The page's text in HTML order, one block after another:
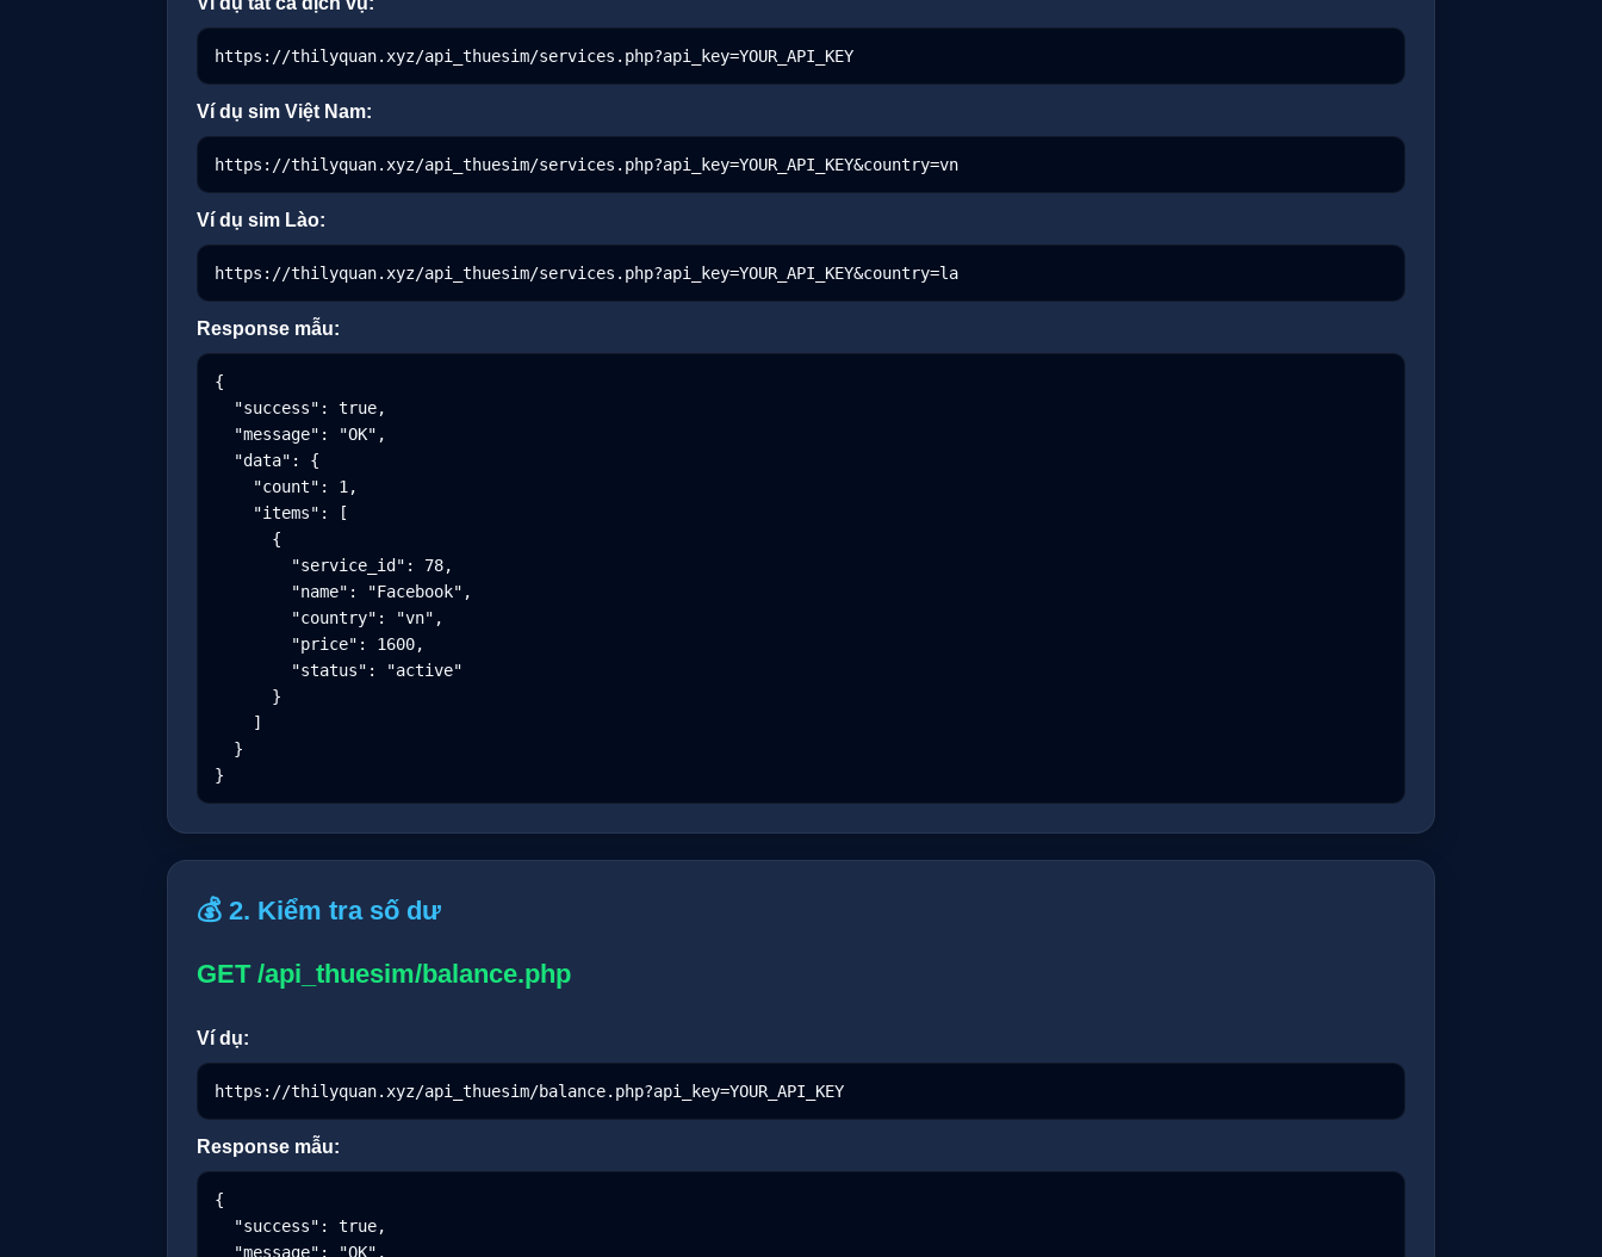
https://thilyquan.xyz/api_thuesim/services.php?api_key=YOUR_API_KEY
Ví dụ sim Việt Nam:
https://thilyquan.xyz/api_thuesim/services.php?api_key=YOUR_API_KEY&country=vn
Ví dụ sim Lào:
https://thilyquan.xyz/api_thuesim/services.php?api_key=YOUR_API_KEY&country=la
Response mẫu:
{
}
💰 2. Kiểm tra số dư
GET /api_thuesim/balance.php
Ví dụ:
https://thilyquan.xyz/api_thuesim/balance.php?api_key=YOUR_API_KEY
Response mẫu:
{